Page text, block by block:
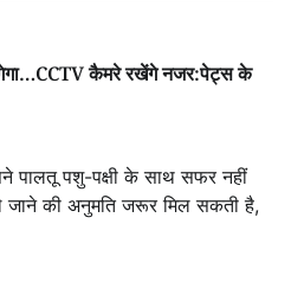
कैमरे रखेंगे नजर:पेट्स के
पालतू पशु-पक्षी के साथ सफर नहीं
की अनुमति जरूर मिल सकती है,